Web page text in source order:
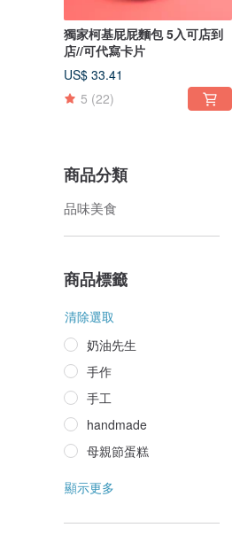
獨家柯基屁屁麵包 5入可店到
店//可代寫卡片
US$ 33.41
5 (22)
商品分類
品味美食
商品標籤
清除選取
奶油先生
手作
手工
handmade
母親節蛋糕
顯示更多